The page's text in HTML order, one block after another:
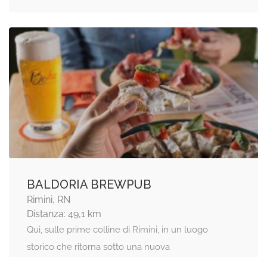
BALDORIA BREWPUB
Rimini, RN
Distanza: 49,1 km
Qui, sulle prime colline di Rimini, in un luogo
storico che ritorna sotto una nuova